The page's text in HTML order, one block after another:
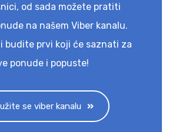
od sada možete pratiti
na našem Viber kanalu.
budite prvi koji će saznati za
ponude i popuste!
se viber kanalu